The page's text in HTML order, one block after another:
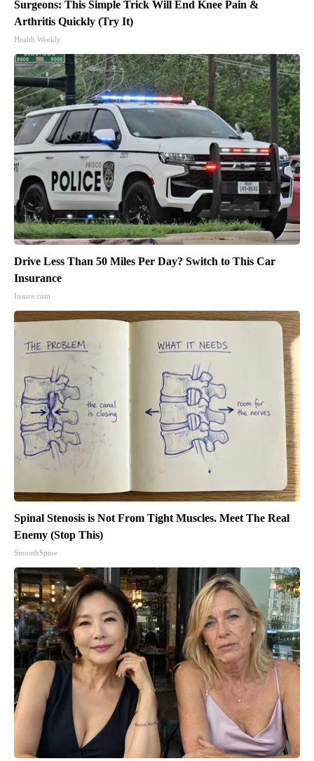
Surgeons: This Simple Trick Will End Knee Pain &
Arthritis Quickly (Try It)
Health Weekly
Drive Less Than 50 Miles Per Day? Switch to This Car
Insurance
Insure.com
Spinal Stenosis is Not From Tight Muscles. Meet The Real
Enemy (Stop This)
SmoothSpine